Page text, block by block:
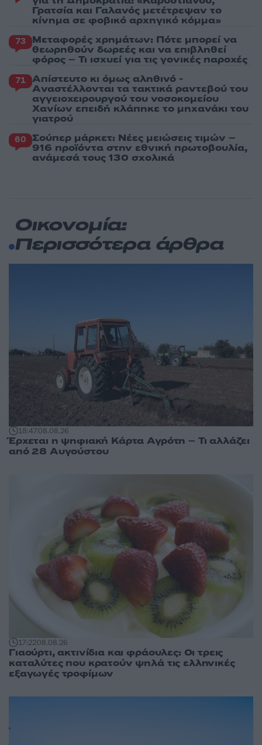
Γρατσία και Γαλανός μετέτρεψαν το
κίνημα σε φοβικό αρχηγικό κόμμα»
73 Μεταφορές χρημάτων: Πότε μπορεί να
θεωρηθούν δωρεές και να επιβληθεί
φόρος – Τι ισχυεί για τις γονικές παροχές
71 Απίστευτο κι όμως αληθινό -
Aναστέλλονται τα τακτικά ραντεβού του
αγγειοχειρουργού του νοσοκομείου
Χανίων επειδή κλάπηκε το μηχανάκι του
γιατρού
60 Σούπερ μάρκετ: Νέες μειώσεις τιμών –
916 προϊόντα στην εθνική πρωτοβουλία,
ανάμεσά τους 130 σχολικά
Οικονομία:
Περισσότερα άρθρα
18:4708.08.26
Έρχεται η ψηφιακή Κάρτα Αγρότη – Τι αλλάζει
από 28 Αυγούστου
17:2208.08.26
Γιαούρτι, ακτινίδια και φράουλες: Οι τρεις
καταλύτες που κρατούν ψηλά τις ελληνικές
εξαγωγές τροφίμων